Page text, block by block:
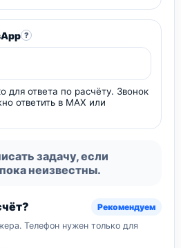
?
для ответа по расчёту. Звонок
ответить в MAX или
задачу, если
неизвестны.
Рекомендуем
Телефон нужен только для